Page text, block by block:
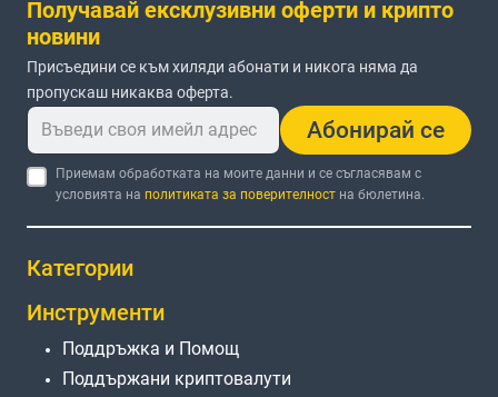
Получавай ексклузивни оферти и крипто
новини
Присъедини се към хиляди абонати и никога няма да
пропускаш никаква оферта.
Абонирай се
Приемам обработката на моите данни и се съгласявам с
условията на политиката за поверителност на бюлетина.
Категории
Инструменти
Поддръжка и Помощ
Поддържани криптовалути